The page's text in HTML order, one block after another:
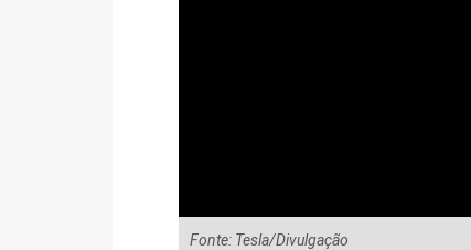
Fonte: Tesla/Divulgação